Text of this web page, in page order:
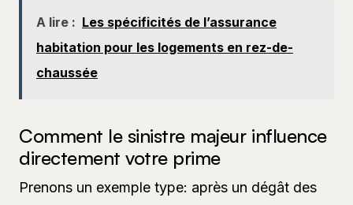
A lire : Les spécificités de l’assurance
habitation pour les logements en rez-de-
chaussée
Comment le sinistre majeur influence
directement votre prime
Prenons un exemple type: après un dégât des